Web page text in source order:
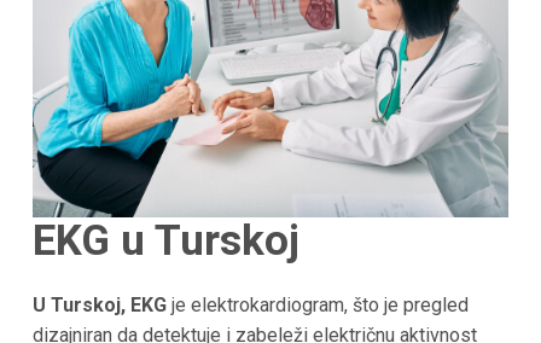
EKG u Turskoj
U Turskoj, EKGje elektrokardiogram, što je pregled
dizajniran da detektuje i zabeleži električnu aktivnost